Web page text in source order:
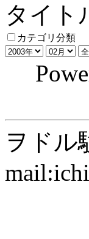
タイト
カテゴリ分類
ヲドル